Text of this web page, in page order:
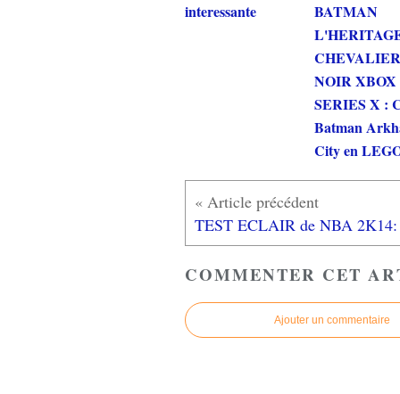
interessante
BATMAN
CHEVALIER
NOIR XBOX
SERIES X :
Batman
City en
COMMENTER CET
Ajouter un commentaire